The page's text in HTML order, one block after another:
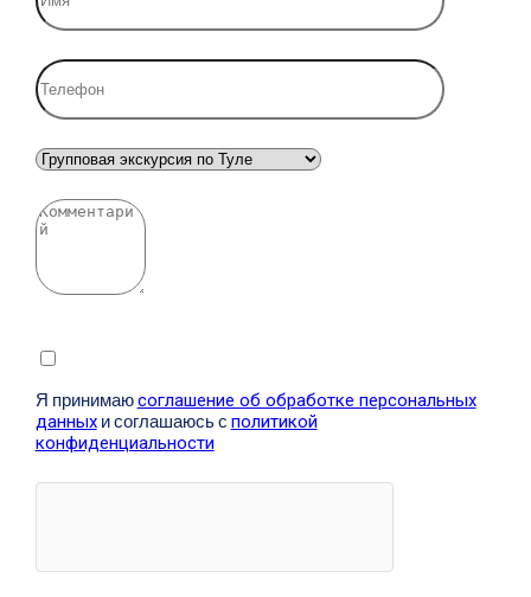
Я принимаюсоглашение об обработке персональных
данныхи соглашаюсь с политикой
конфиденциальности